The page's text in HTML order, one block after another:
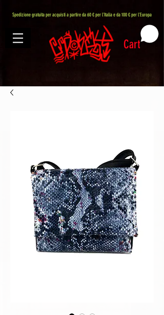
Spedizione gratuita per acquisti a partire da 60 € per l'Italia e da 100 € per l'Europa
Cart